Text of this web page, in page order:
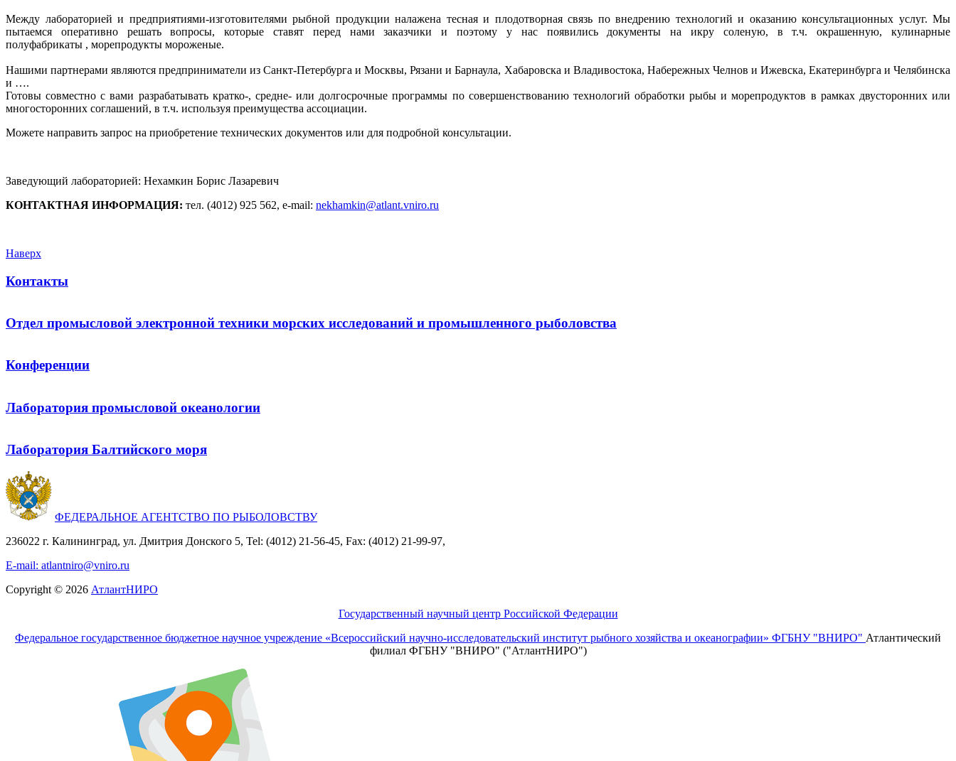
Между лабораторией и предприятиями-изготовителями рыбной продукции налажена тесная и плодотворная связь по внедрению технологий и оказанию консультационных услуг. Мы
пытаемся оперативно решать вопросы, которые ставят перед нами заказчики и поэтому у нас появились документы на икру соленую, в т.ч. окрашенную, кулинарные
полуфабрикаты , морепродукты мороженые.
Нашими партнерами являются предприниматели из Санкт-Петербурга и Москвы, Рязани и Барнаула, Хабаровска и Владивостока, Набережных Челнов и Ижевска, Екатеринбурга и Челябинска
и ….
Готовы совместно с вами разрабатывать кратко-, средне- или долгосрочные программы по совершенствованию технологий обработки рыбы и морепродуктов в рамках двусторонних или
многосторонних соглашений, в т.ч. используя преимущества ассоциации.
Можете направить запрос на приобретение технических документов или для подробной консультации.
Заведующий лабораторией: Нехамкин Борис Лазаревич
КОНТАКТНАЯ ИНФОРМАЦИЯ: тел. (4012) 925 562, e-mail: nekhamkin@atlant.vniro.ru
Наверх
Контакты
Отдел промысловой электронной техники морских исследований и промышленного рыболовства
Конференции
Лаборатория промысловой океанологии
Лаборатория Балтийского моря
ФЕДЕРАЛЬНОЕ АГЕНТСТВО ПО РЫБОЛОВСТВУ
236022 г. Калининград, ул. Дмитрия Донского 5, Tel: (4012) 21-56-45, Fax: (4012) 21-99-97,
E-mail: atlantniro@vniro.ru
Copyright © 2026 АтлантНИРО
Государственный научный центр Российской Федерации
Федеральное государственное бюджетное научное учреждение «Всероссийский научно-исследовательский институт рыбного хозяйства и океанографии» ФГБНУ "ВНИРО" Атлантический
филиал ФГБНУ "ВНИРО" ("АтлантНИРО")